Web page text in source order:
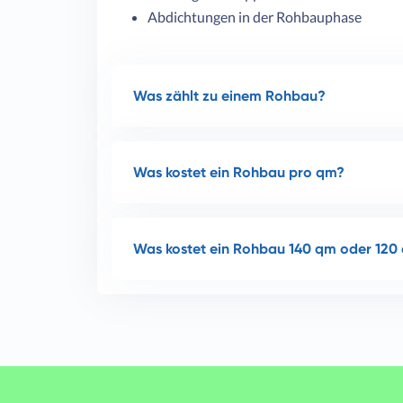
Abdichtungen in der Rohbauphase
Was zählt zu einem Rohbau?
Was kostet ein Rohbau pro qm?
Was kostet ein Rohbau 140 qm oder 120